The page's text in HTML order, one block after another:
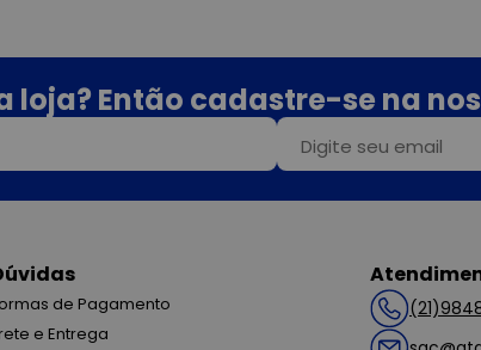
loja? Então cadastre-se na
de Pagamento
e Entrega